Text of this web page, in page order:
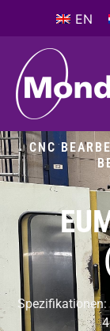
EN
CNC
Spezifikationen: